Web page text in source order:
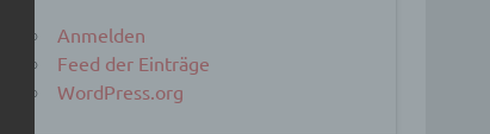
Anmelden
Feed der Einträge
WordPress.org